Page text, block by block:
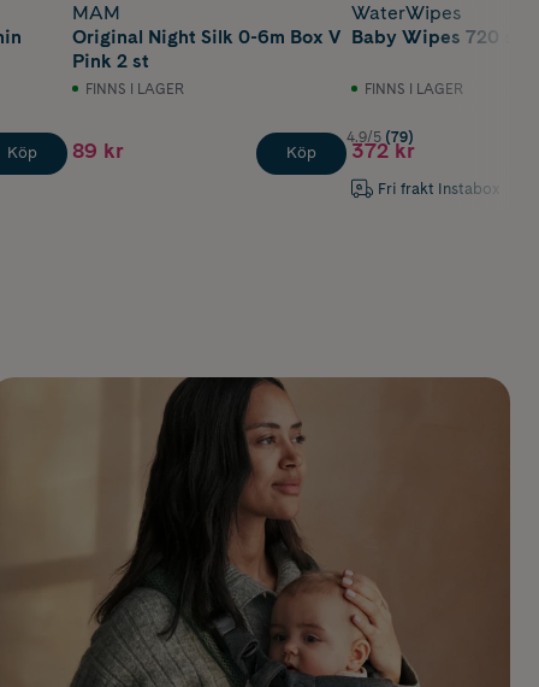
Köp
MAM
Original Night Silk 0-6m Box V
Pink 2 st
FINNS I LAGER
89 kr Köp
WaterWipes
Baby Wipes 720 st
FINNS I LAGER
4.9/5 (79)
372 kr
Fri frakt Instabox